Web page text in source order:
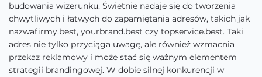
budowania wizerunku. Świetnie nadaje się do tworzenia
chwytliwych i łatwych do zapamiętania adresów, takich jak
nazwafirmy.best, yourbrand.best czy topservice.best. Taki
adres nie tylko przyciąga uwagę, ale również wzmacnia
przekaz reklamowy i może stać się ważnym elementem
strategii brandingowej. W dobie silnej konkurencji w